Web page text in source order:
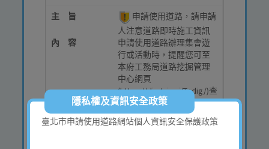
主 旨
申請使用道路，請申請
人注意道路即時施工資訊
內 容
申請使用道路辦理集會遊
行或活動時，提醒您可至
本府工務局道路挖掘管理
中心網頁
(https://dig.taipei/Tpdig/)查
詢道路即時施工資訊，再
行申請，避免影響集會遊
行或活動進行，謝謝。 另
隱私權及資訊安全政策
臺北市申請使用道路網站個人資訊安全保護政策